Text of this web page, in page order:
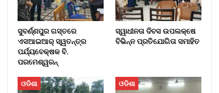
ସୁବର୍ଣ୍ଣପୁର ଗସ୍ତରେ
ଏସଆଇଆର୍ ସ୍ୱତନ୍ତ୍ର
ପର୍ଯ୍ୟବେକ୍ଷକ ବି.
ପରମେଶ୍ୱରନ୍
ସ୍ୱାଧୀନତା ଦିବସ ଉପଲକ୍ଷେ
ବିଭିନ୍ନ ପ୍ରତିଯୋଗିତା ସମାହିତ
ଓଡିଶା ଓଡିଶା